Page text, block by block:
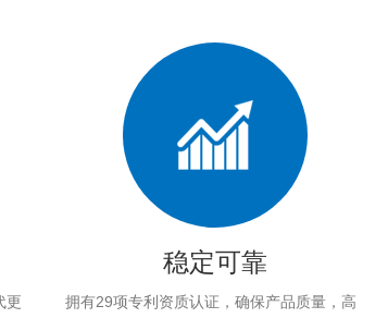
更
稳定可靠
拥有29项专利资质认证，确保产品质量，高